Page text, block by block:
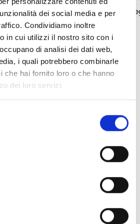
dei social media e per
Condividiamo inoltre
in cui utilizzi il nostro sito con i
di analisi dei dati web,
i quali potrebbero combinarle
che hai fornito loro o che hanno
dei loro servizi.
unidades), color
arrow_forward
disponible en las
Teclado de control para sistemas
de alarma con pantalla de 4,3″